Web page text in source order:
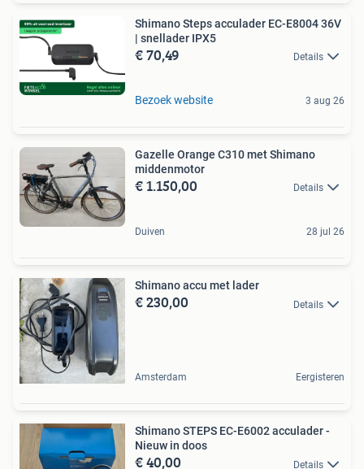
Shimano Steps acculader EC-E8004 36V
| snellader IPX5
€ 70,49 Details
Bezoek website 3 aug 26
Gazelle Orange C310 met Shimano
middenmotor
€ 1.150,00 Details
Duiven 28 jul 26
Shimano accu met lader
€ 230,00 Details
Amsterdam Eergisteren
Shimano STEPS EC-E6002 acculader -
Nieuw in doos
€ 40,00 Details